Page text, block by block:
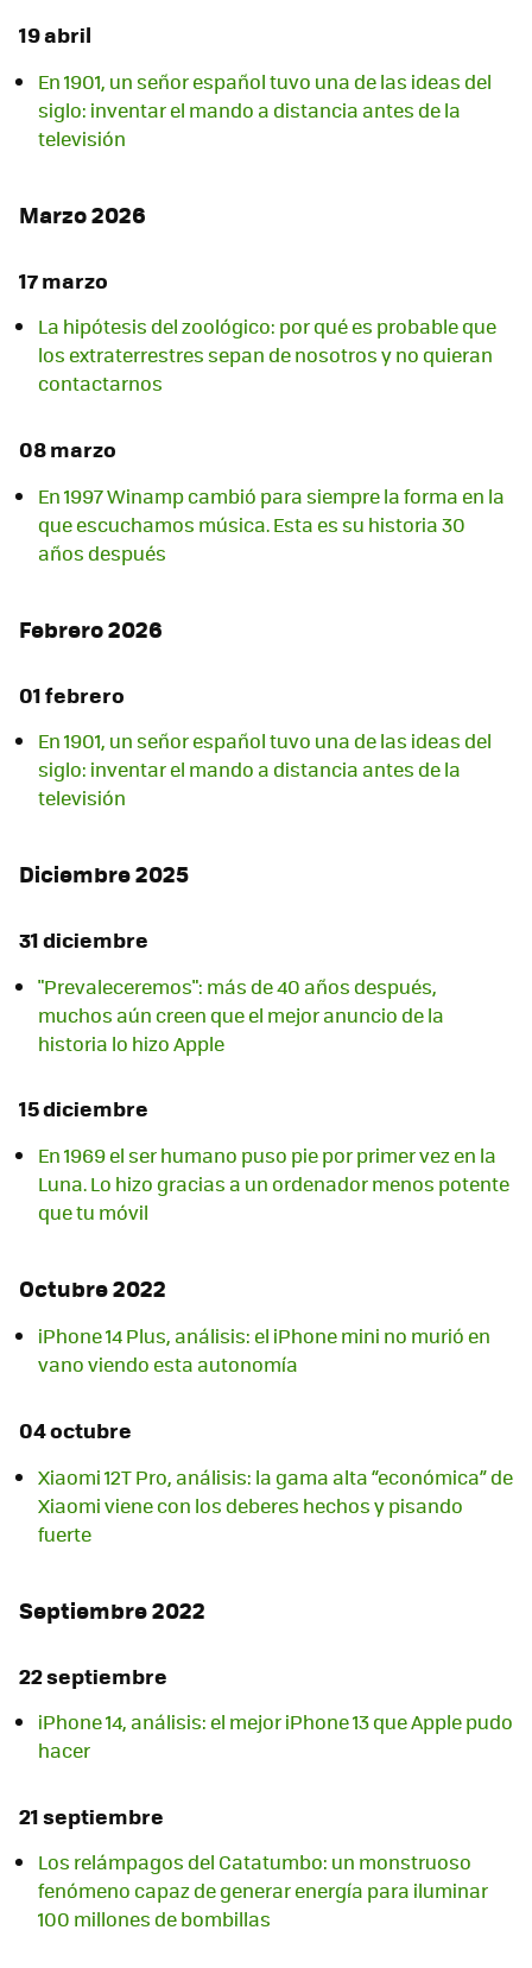
19 abril
En 1901, un señor español tuvo una de las ideas del
siglo: inventar el mando a distancia antes de la
televisión
Marzo 2026
17 marzo
La hipótesis del zoológico: por qué es probable que
los extraterrestres sepan de nosotros y no quieran
contactarnos
08 marzo
En 1997 Winamp cambió para siempre la forma en la
que escuchamos música. Esta es su historia 30
años después
Febrero 2026
01 febrero
En 1901, un señor español tuvo una de las ideas del
siglo: inventar el mando a distancia antes de la
televisión
Diciembre 2025
31 diciembre
"Prevaleceremos": más de 40 años después,
muchos aún creen que el mejor anuncio de la
historia lo hizo Apple
15 diciembre
En 1969 el ser humano puso pie por primer vez en la
Luna. Lo hizo gracias a un ordenador menos potente
que tu móvil
Octubre 2022
iPhone 14 Plus, análisis: el iPhone mini no murió en
vano viendo esta autonomía
04 octubre
Xiaomi 12T Pro, análisis: la gama alta “económica” de
Xiaomi viene con los deberes hechos y pisando
fuerte
Septiembre 2022
22 septiembre
iPhone 14, análisis: el mejor iPhone 13 que Apple pudo
hacer
21 septiembre
Los relámpagos del Catatumbo: un monstruoso
fenómeno capaz de generar energía para iluminar
100 millones de bombillas